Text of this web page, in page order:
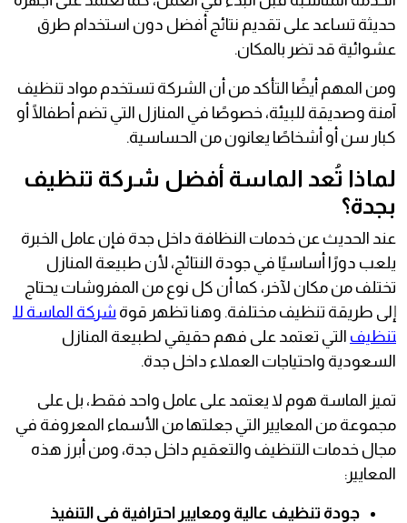
حديثة تساعد على تقديم نتائج أفضل دون استخدام طرق
عشوائية قد تضر بالمكان.
ومن المهم أيضًا التأكد من أن الشركة تستخدم مواد تنظيف
آمنة وصديقة للبيئة، خصوصًا في المنازل التي تضم أطفالًا أو
كبار سن أو أشخاصًا يعانون من الحساسية.
لماذا تُعد الماسة أفضل شركة تنظيف
بجدة؟
عند الحديث عن خدمات النظافة داخل جدة فإن عامل الخبرة
يلعب دورًا أساسيًا في جودة النتائج، لأن طبيعة المنازل
تختلف من مكان لآخر، كما أن كل نوع من المفروشات يحتاج
إلى طريقة تنظيف مختلفة. وهنا تظهر قوة شركة الماسة لل
تنظيف التي تعتمد على فهم حقيقي لطبيعة المنازل
السعودية واحتياجات العملاء داخل جدة.
تميز الماسة هوم لا يعتمد على عامل واحد فقط، بل على
مجموعة من المعايير التي جعلتها من الأسماء المعروفة في
مجال خدمات التنظيف والتعقيم داخل جدة، ومن أبرز هذه
المعايير:
جودة تنظيف عالية ومعايير احترافية في التنفيذ